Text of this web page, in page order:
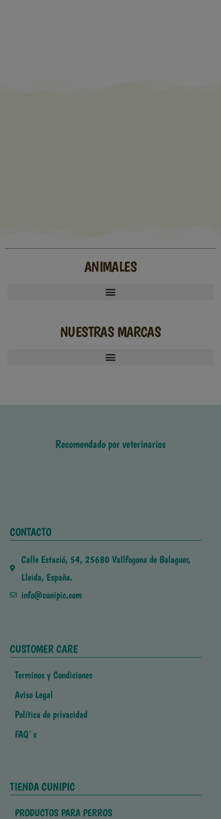
ANIMALES
NUESTRAS MARCAS
Recomendado por veterinarios
CONTACTO
Calle Estació, 54, 25680 Vallfogona de Balaguer,
Lleida, España.
info@cunipic.com
CUSTOMER CARE
Terminos y Condiciones
Aviso Legal
Política de privacidad
FAQ`s
TIENDA CUNIPIC
PRODUCTOS PARA PERROS